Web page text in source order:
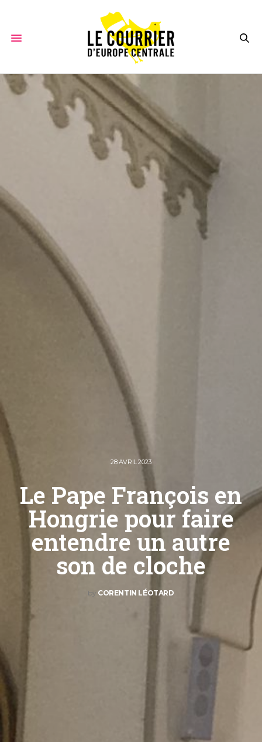
28 AVRIL 2023
Le Pape François en
Hongrie pour faire
entendre un autre
son de cloche
by CORENTIN LÉOTARD